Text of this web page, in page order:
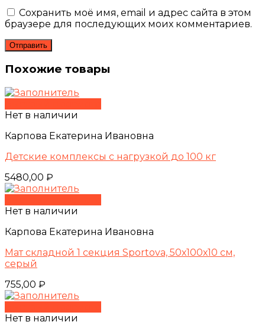
Сохранить моё имя, email и адрес сайта в этом
браузере для последующих моих комментариев.
Похожие товары
Нет в наличии
Карпова Екатерина Ивановна
Детские комплексы с нагрузкой до 100 кг
5480,00 ₽
Нет в наличии
Карпова Екатерина Ивановна
Мат складной 1 секция Sportova, 50х100х10 см,
серый
755,00 ₽
Нет в наличии